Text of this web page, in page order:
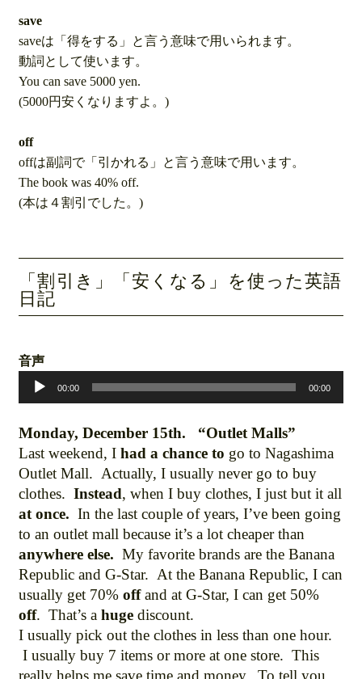
save
saveは「得をする」と言う意味で用いられます。
動詞として使います。
You can save 5000 yen.
(5000円安くなりますよ。)
off
offは副詞で「引かれる」と言う意味で用います。
The book was 40% off.
(本は４割引でした。)
「割引き」「安くなる」を使った英語
日記
音声
プ
ー
ヤ
ー
00:00 00:00
Monday, December 15th. “Outlet Malls”
Last weekend, Ihad a chance to go to Nagashima
Outlet Mall. Actually, I usually never go to buy
clothes.Instead, when I buy clothes, I just but it all
at once. In the last couple of years, I’ve been going
to an outlet mall because it’s a lot cheaper than
anywhere else. My favorite brands are the Banana
Republic and G-Star. At the Banana Republic, I can
usually get 70%offand at G-Star, I can get 50%
off. That’s ahuge discount.
I usually pick out the clothes in less than one hour.
I usually buy 7 items or more at one store. This
really helps me save time and money. To tell you